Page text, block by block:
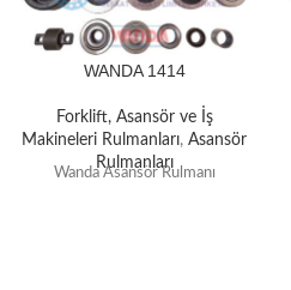
WANDA 1414
Forklift, Asansör ve İş
Makineleri Rulmanları, Asansör
Rulmanları
Wanda Asansör Rulmanı